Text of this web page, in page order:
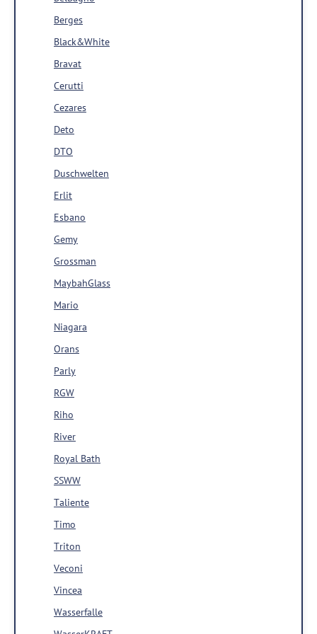
Berges
Black&White
Bravat
Cerutti
Cezares
Deto
DTO
Duschwelten
Erlit
Esbano
Gemy
Grossman
MaybahGlass
Mario
Niagara
Orans
Parly
RGW
Riho
River
Royal Bath
SSWW
Taliente
Timo
Triton
Veconi
Vincea
Wasserfalle